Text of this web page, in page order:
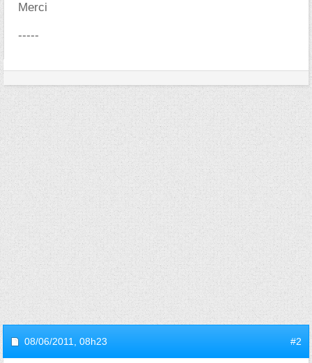
Merci
-----
08/06/2011, 08h23 #2